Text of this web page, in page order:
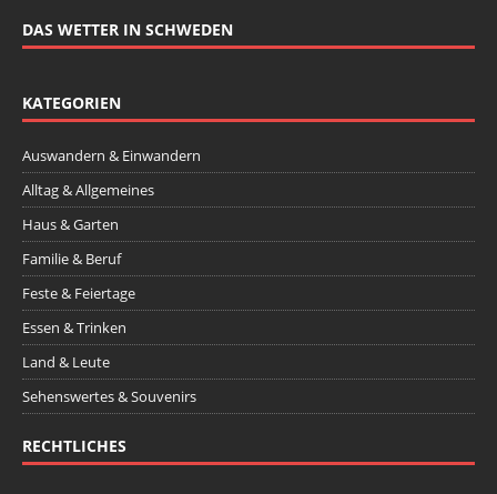
DAS WETTER IN SCHWEDEN
KATEGORIEN
Auswandern & Einwandern
Alltag & Allgemeines
Haus & Garten
Familie & Beruf
Feste & Feiertage
Essen & Trinken
Land & Leute
Sehenswertes & Souvenirs
RECHTLICHES